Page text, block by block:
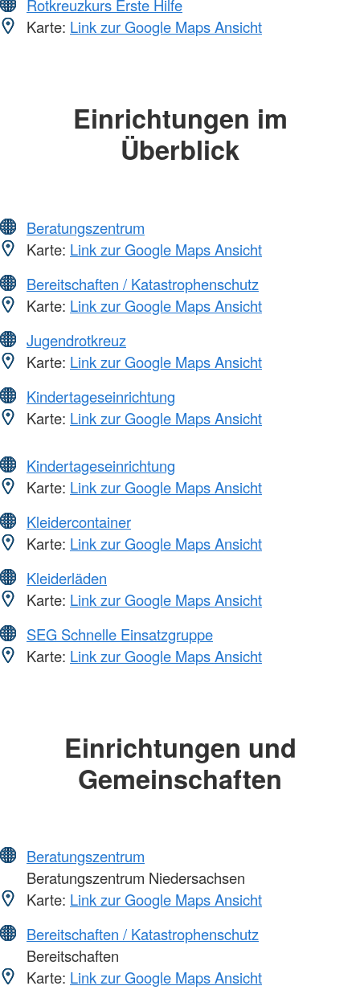
Rotkreuzkurs Erste Hilfe
Karte: Link zur Google Maps Ansicht
Einrichtungen im
Überblick
Beratungszentrum
Karte: Link zur Google Maps Ansicht
Bereitschaften / Katastrophenschutz
Karte: Link zur Google Maps Ansicht
Jugendrotkreuz
Karte: Link zur Google Maps Ansicht
Kindertageseinrichtung
Karte: Link zur Google Maps Ansicht
Kindertageseinrichtung
Karte: Link zur Google Maps Ansicht
Kleidercontainer
Karte: Link zur Google Maps Ansicht
Kleiderläden
Karte: Link zur Google Maps Ansicht
SEG Schnelle Einsatzgruppe
Karte: Link zur Google Maps Ansicht
Einrichtungen und
Gemeinschaften
Beratungszentrum
Beratungszentrum Niedersachsen
Karte: Link zur Google Maps Ansicht
Bereitschaften / Katastrophenschutz
Bereitschaften
Karte: Link zur Google Maps Ansicht